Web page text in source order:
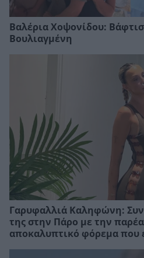
Βαλέρια Χοψονίδου:
Βουλιαγμένη
Γαρυφαλλιά Καληφώνη:
της στην Πάρο με την παρέα
αποκαλυπτικό φόρεμα που